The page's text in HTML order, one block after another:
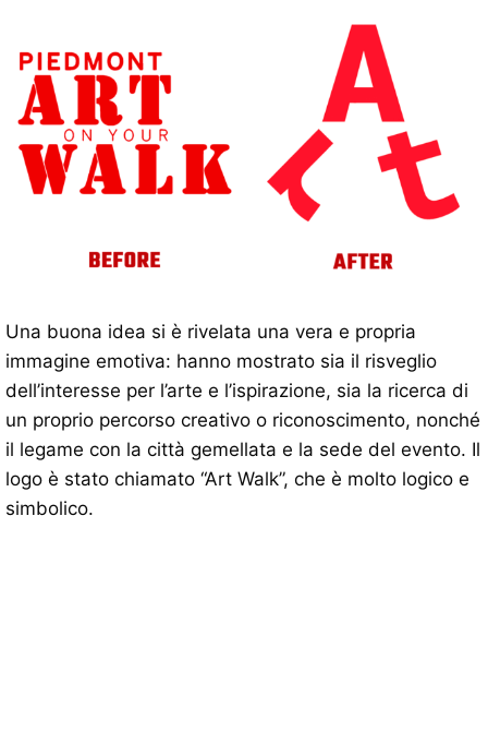
Una buona idea si è rivelata una vera e propria
immagine emotiva: hanno mostrato sia il risveglio
dell’interesse per l’arte e l’ispirazione, sia la ricerca di
un proprio percorso creativo o riconoscimento, nonché
il legame con la città gemellata e la sede del evento. Il
logo è stato chiamato “Art Walk”, che è molto logico e
simbolico.